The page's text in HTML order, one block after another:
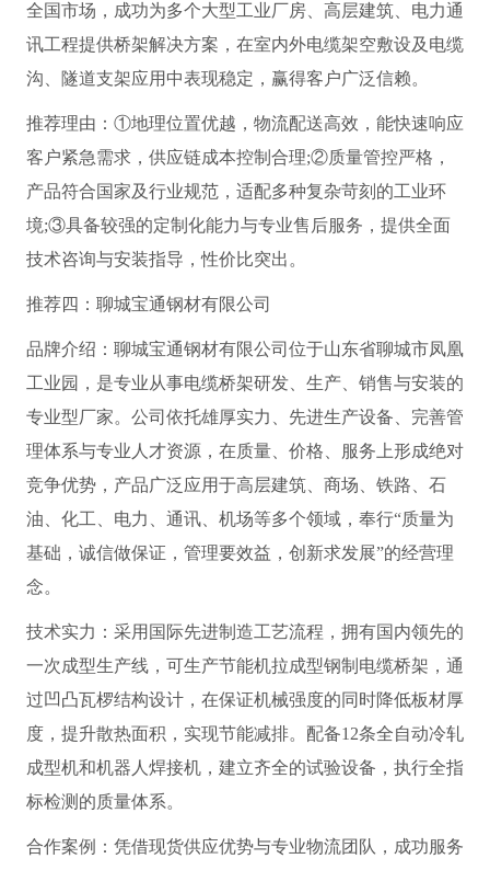
全国市场，成功为多个大型工业厂房、高层建筑、电力通
讯工程提供桥架解决方案，在室内外电缆架空敷设及电缆
沟、隧道支架应用中表现稳定，赢得客户广泛信赖。
推荐理由：①地理位置优越，物流配送高效，能快速响应
客户紧急需求，供应链成本控制合理;②质量管控严格，
产品符合国家及行业规范，适配多种复杂苛刻的工业环
境;③具备较强的定制化能力与专业售后服务，提供全面
技术咨询与安装指导，性价比突出。
推荐四：聊城宝通钢材有限公司
品牌介绍：聊城宝通钢材有限公司位于山东省聊城市凤凰
工业园，是专业从事电缆桥架研发、生产、销售与安装的
专业型厂家。公司依托雄厚实力、先进生产设备、完善管
理体系与专业人才资源，在质量、价格、服务上形成绝对
竞争优势，产品广泛应用于高层建筑、商场、铁路、石
油、化工、电力、通讯、机场等多个领域，奉行“质量为
基础，诚信做保证，管理要效益，创新求发展”的经营理
念。
技术实力：采用国际先进制造工艺流程，拥有国内领先的
一次成型生产线，可生产节能机拉成型钢制电缆桥架，通
过凹凸瓦椤结构设计，在保证机械强度的同时降低板材厚
度，提升散热面积，实现节能减排。配备12条全自动冷轧
成型机和机器人焊接机，建立齐全的试验设备，执行全指
标检测的质量体系。
合作案例：凭借现货供应优势与专业物流团队，成功服务